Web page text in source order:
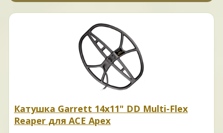
Катушка Garrett 14x11" DD Multi-Flex
Reaper для ACE Apex